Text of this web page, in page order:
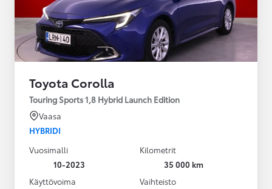
Toyota Corolla
Touring Sports 1,8 Hybrid Launch Edition
Vaasa
HYBRIDI
Vuosimalli
10-2023
Kilometrit
35 000 km
Käyttövoima
Vaihteisto